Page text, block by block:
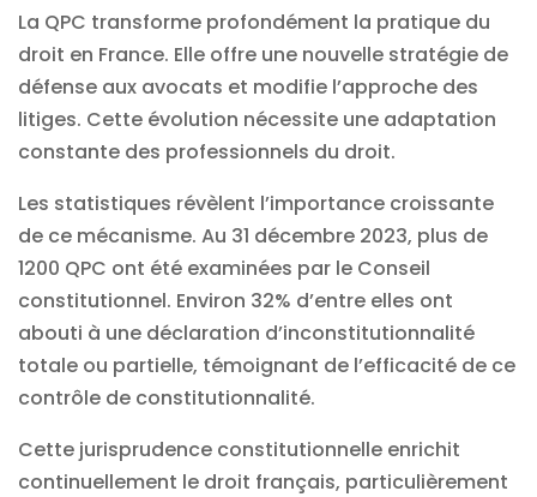
La QPC transforme profondément la pratique du
droit en France. Elle offre une nouvelle stratégie de
défense aux avocats et modifie l’approche des
litiges. Cette évolution nécessite une adaptation
constante des professionnels du droit.
Les statistiques révèlent l’importance croissante
de ce mécanisme. Au 31 décembre 2023, plus de
1200 QPC ont été examinées par le Conseil
constitutionnel. Environ 32% d’entre elles ont
abouti à une déclaration d’inconstitutionnalité
totale ou partielle, témoignant de l’efficacité de ce
contrôle de constitutionnalité.
Cette jurisprudence constitutionnelle enrichit
continuellement le droit français, particulièrement